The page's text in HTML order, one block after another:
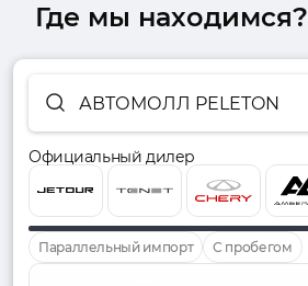
Где мы находимся?
АВТОМОЛЛ PELETON
Официальный дилер
Параллельный импорт С пробегом